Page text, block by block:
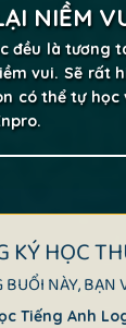
NIỀM
đều là tương
vui. Sẽ rất
có thể tự học
KÝHỌC
BUỔI NÀY, BẠN
Tiếng Anh